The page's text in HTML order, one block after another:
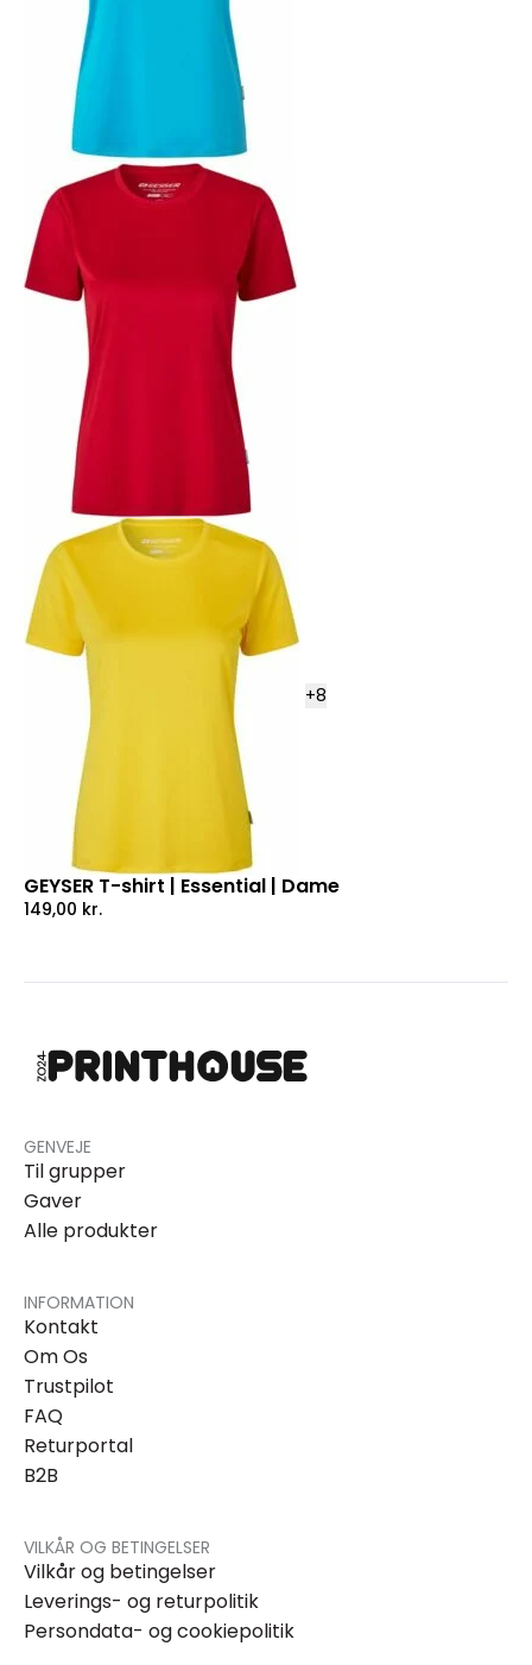
+8
GEYSER T-shirt | Essential | Dame
149,00 kr.
GENVEJE
Til grupper
Gaver
Alle produkter
INFORMATION
Kontakt
Om Os
Trustpilot
FAQ
Returportal
B2B
VILKÅR OG BETINGELSER
Vilkår og betingelser
Leverings- og returpolitik
Persondata- og cookiepolitik